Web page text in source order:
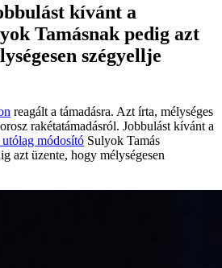
kívánt a
Tamásnak pedig azt
szégyellje
reagált a támadásra. Azt írta, mélységes
rakétatámadásról. Jobbulást kívánt a
utólag módosító Sulyok Tamás
azt üzente, hogy mélységesen